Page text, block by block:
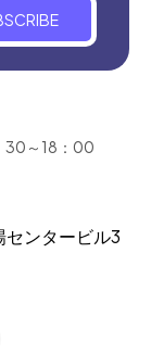
30～18：00
センタービル3